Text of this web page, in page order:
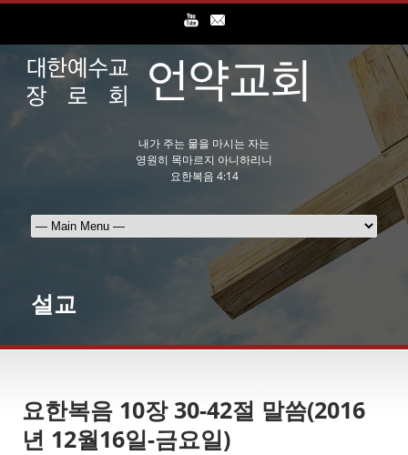
내가 주는 물을 마시는 자는
영원히 목마르지 아니하리니
요한복음 4:14
설교
요한복음 10장 30-42절 말씀(2016
년 12월16일-금요일)